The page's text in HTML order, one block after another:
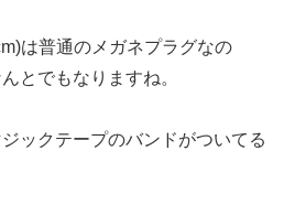
は普通のメガネプラグなの
とでもなりますね。
ックテープのバンドがついてる